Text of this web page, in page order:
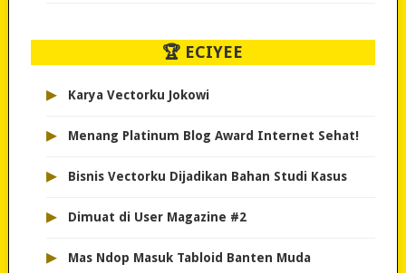
🏆 ECIYEE
▸ Karya Vectorku Jokowi
▸ Menang Platinum Blog Award Internet Sehat!
▸ Bisnis Vectorku Dijadikan Bahan Studi Kasus
▸ Dimuat di User Magazine #2
▸ Mas Ndop Masuk Tabloid Banten Muda